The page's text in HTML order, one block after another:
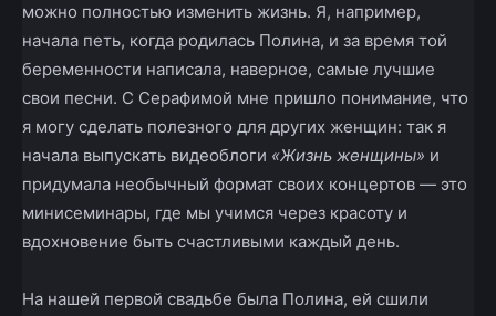
можно полностью изменить жизнь. Я, например,
начала петь, когда родилась Полина, и за время той
беременности написала, наверное, самые лучшие
свои песни. C Серафимой мне пришло понимание, что
я могу сделать полезного для других женщин: так я
начала выпускать видеоблоги «Жизнь женщины» и
придумала необычный формат своих концертов — это
мини­семинары, где мы учимся через красоту и
вдохновение быть счастливыми каждый день.
На нашей первой свадьбе была Полина, ей сшили